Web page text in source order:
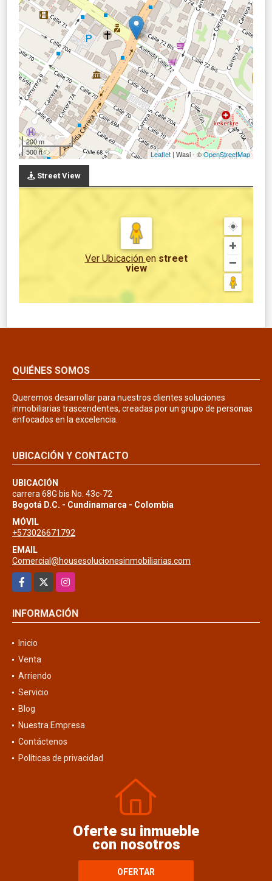
200 m
500 ft
Leaflet | Wasi - ©OpenStreetMap
Street View
Ver Ubicación en street
view
QUIÉNES SOMOS
Queremos desarrollar para nuestros clientes soluciones
inmobiliarias trascendentes, creadas por un grupo de personas
enfocados en la excelencia.
UBICACIÓN Y CONTACTO
UBICACIÓN
carrera 68G bis No. 43c-72
Bogotá D.C. - Cundinamarca - Colombia
MÓVIL
+573026671792
EMAIL
Comercial@housesolucionesinmobiliarias.com
Facebook
Instagram
INFORMACIÓN
Inicio
Venta
Arriendo
Servicio
Blog
Nuestra Empresa
Contáctenos
Políticas de privacidad
Oferte su inmueble
con nosotros
OFERTAR